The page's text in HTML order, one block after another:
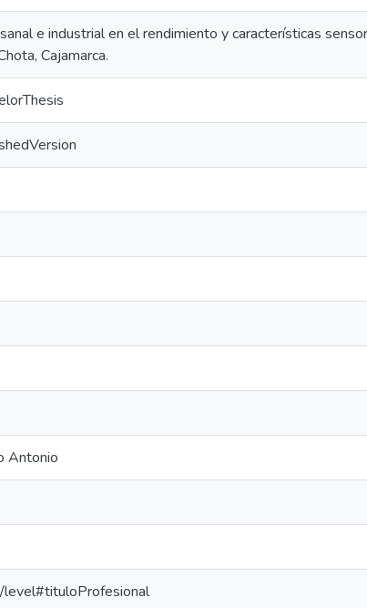
e industrial en el rendimiento y características
Cajamarca.
Antonio